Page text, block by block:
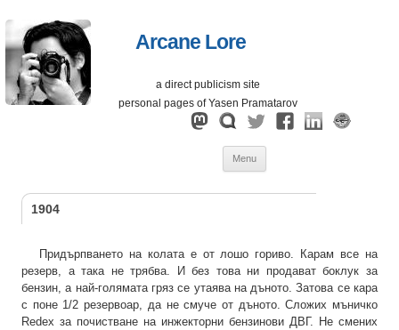
Arcane Lore
a direct publicism site
personal pages of Yasen Pramatarov
Menu
1904
Придърпването на колата е от лошо гориво. Карам все на
резерв, а така не трябва. И без това ни продават боклук за
бензин, а най-голямата гряз се утаява на дъното. Затова се кара
с поне 1/2 резервоар, да не смуче от дъното. Сложих мъничко
Redex за почистване на инжекторни бензинови ДВГ. Не смених